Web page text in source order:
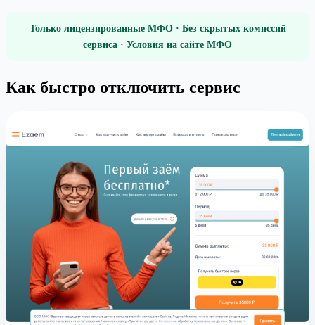
Только лицензированные МФО · Без скрытых комиссий
сервиса · Условия на сайте МФО
Как быстро отключить сервис